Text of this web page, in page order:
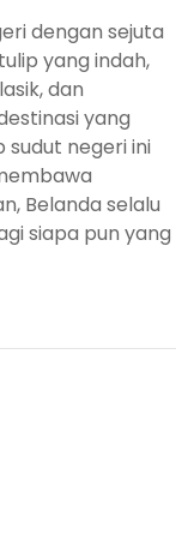
dengan sejuta
yang indah,
dan
yang
sudut negeri ini
Belanda selalu
siapa pun yang